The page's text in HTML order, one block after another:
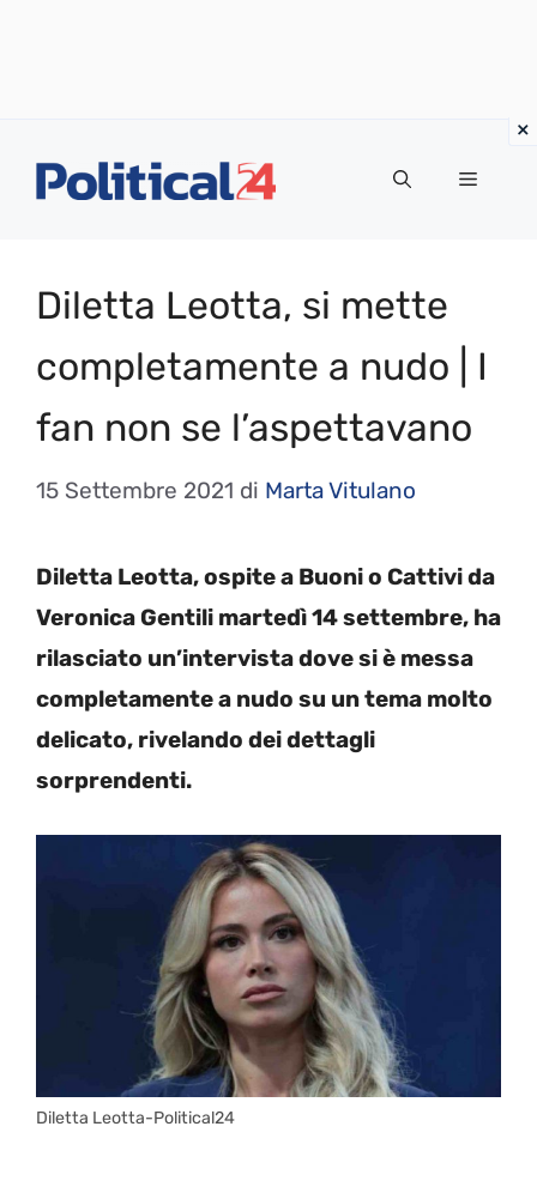
Menu
Diletta Leotta, si mette
completamente a nudo | I
fan non se l’aspettavano
15 Settembre 2021 di Marta Vitulano
Diletta Leotta, ospite a Buoni o Cattivi da
Veronica Gentili martedì 14 settembre, ha
rilasciato un’intervista dove si è messa
completamente a nudo su un tema molto
delicato, rivelando dei dettagli
sorprendenti.
Diletta Leotta-Political24